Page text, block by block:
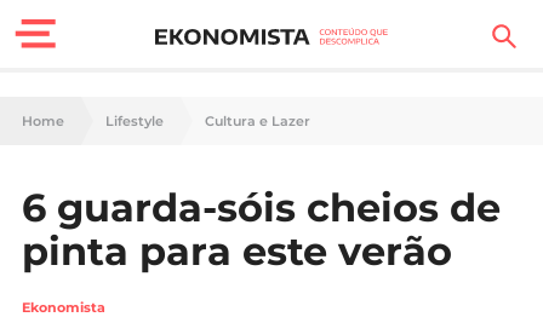
Finanças Pessoais
Carreira
Casa
Home Lifestyle Cultura e Lazer
6 guarda-sóis cheios de
pinta para este verão
Ekonomista